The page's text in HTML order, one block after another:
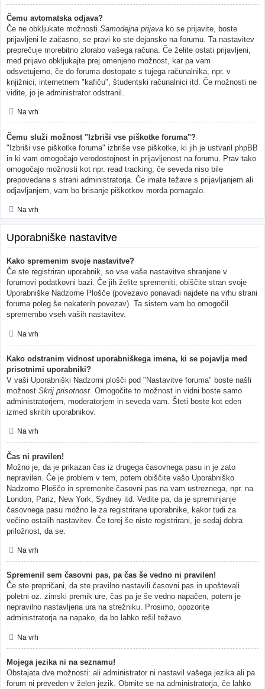
Čemu avtomatska odjava?
Če ne obkljukate možnosti Samodejna prijava ko se prijavite, boste
prijavljeni le začasno, se pravi ko ste dejansko na forumu. Ta nastavitev
preprečuje morebitno zlorabo vašega računa. Če želite ostati prijavljeni,
med prijavo obkljukajte prej omenjeno možnost, kar pa vam
odsvetujemo, če do foruma dostopate s tujega računalnika, npr. v
knjižnici, internetnem "kafiču", študentski računalnici itd. Če možnosti ne
vidite, jo je administrator odstranil.
Na vrh
Čemu služi možnost "Izbriši vse piškotke foruma"?
"Izbriši vse piškotke foruma" izbriše vse piškotke, ki jih je ustvaril phpBB
in ki vam omogočajo verodostojnost in prijavljenost na forumu. Prav tako
omogočajo možnosti kot npr. read tracking, če seveda niso bile
prepovedane s strani administratorja. Če imate težave s prijavljanjem ali
odjavljanjem, vam bo brisanje piškotkov morda pomagalo.
Na vrh
Uporabniške nastavitve
Kako spremenim svoje nastavitve?
Če ste registriran uporabnik, so vse vaše nastavitve shranjene v
forumovi podatkovni bazi. Če jih želite spremeniti, obiščite stran svoje
Uporabniške Nadzorne Plošče (povezavo ponavadi najdete na vrhu strani
foruma poleg še nekaterih povezav). Ta sistem vam bo omogočil
spremembo vseh vaših nastavitev.
Na vrh
Kako odstranim vidnost uporabniškega imena, ki se pojavlja med
prisotnimi uporabniki?
V vaši Uporabniški Nadzorni plošči pod "Nastavitve foruma" boste našli
možnost Skrij prisotnost . Omogočite to možnost in vidni boste samo
administratorjem, moderatorjem in seveda vam. Šteti boste kot eden
izmed skritih uporabnikov.
Na vrh
Čas ni pravilen!
Možno je, da je prikazan čas iz drugega časovnega pasu in je zato
nepravilen. Če je problem v tem, potem obiščite vašo Uporabniško
Nadzorno Ploščo in spremenite časovni pas na vam ustreznega, npr. na
London, Pariz, New York, Sydney itd. Vedite pa, da je spreminjanje
časovnega pasu možno le za registrirane uporabnike, kakor tudi za
večino ostalih nastavitev. Če torej še niste registrirani, je sedaj dobra
priložnost, da se.
Na vrh
Spremenil sem časovni pas, pa čas še vedno ni pravilen!
Če ste prepričani, da ste pravilno nastavili časovni pas in upoštevali
poletni oz. zimski premik ure, čas pa je še vedno napačen, potem je
nepravilno nastavljena ura na strežniku. Prosimo, opozorite
administratorja na napako, da bo lahko rešil težavo.
Na vrh
Mojega jezika ni na seznamu!
Obstajata dve možnosti: ali administrator ni nastavil vašega jezika ali pa
forum ni preveden v želen jezik. Obrnite se na administratorja, če lahko